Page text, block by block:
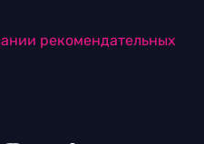
рекомендательных